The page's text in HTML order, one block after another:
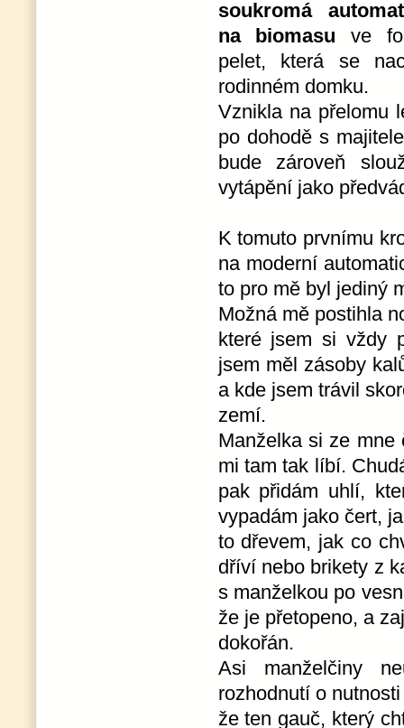
soukromá
na biomasu ve
pelet, která se
rodinném domku.
Vznikla na přelomu
po dohodě s
bude zároveň
vytápění jako
K tomuto prvnímu
na moderní
to pro mě byl jediný
Možná mě postihla
které jsem si vždy
jsem měl zásoby
a kde jsem trávil
zemí.
Manželka si ze
mi tam tak líbí.
pak přidám uhlí,
vypadám jako čert,
to dřevem, jak co
dříví nebo brikety z
s manželkou po
že je přetopeno, a
dokořán.
Asi manželčiny
rozhodnutí o
že ten gauč, který